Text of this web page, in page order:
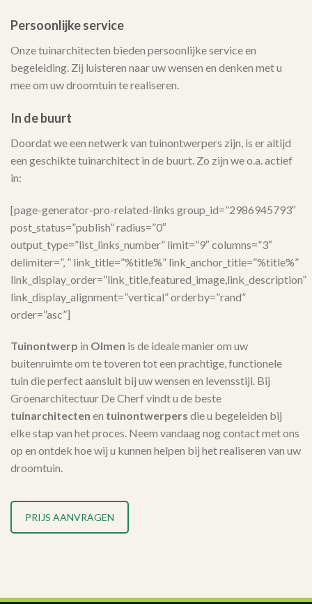
Persoonlijke service
Onze tuinarchitecten bieden persoonlijke service en
begeleiding. Zij luisteren naar uw wensen en denken met u
mee om uw droomtuin te realiseren.
In de buurt
Doordat we een netwerk van tuinontwerpers zijn, is er altijd
een geschikte tuinarchitect in de buurt. Zo zijn we o.a. actief
in:
[page-generator-pro-related-links group_id=”2986945793″
post_status=”publish” radius=”0″
output_type=”list_links_number” limit=”9″ columns=”3″
delimiter=”, ” link_title=”%title%” link_anchor_title=”%title%”
link_display_order=”link_title,featured_image,link_description”
link_display_alignment=”vertical” orderby=”rand”
order=”asc”]
Tuinontwerp in Olmen is de ideale manier om uw
buitenruimte om te toveren tot een prachtige, functionele
tuin die perfect aansluit bij uw wensen en levensstijl. Bij
Groenarchitectuur De Cherf vindt u de beste
tuinarchitecten en tuinontwerpers die u begeleiden bij
elke stap van het proces. Neem vandaag nog contact met ons
op en ontdek hoe wij u kunnen helpen bij het realiseren van uw
droomtuin.
PRIJS AANVRAGEN